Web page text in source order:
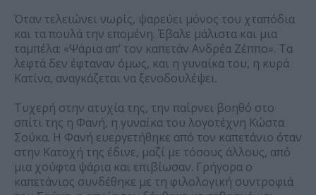
Όταν τελειώνει νωρίς, ψαρεύει μόνος του χταπόδια
και τα πουλά την επομένη. Έβαλε μάλιστα και μια
ταμπέλα: «Ψάρια απ’ τον καπετάν Ανδρέα Ζέππο». Τα
λεφτά δεν έφταναν όμως, και η γυναίκα του, η κυρά
Κατίνα, αναγκάζεται να ξενοδουλέψει.
Τυχερή στην ατυχία της, την παίρνει βοηθό στο
σπίτι της η Φανή, η γυναίκα του λογοτέχνη Κώστα
Σούκα. Η Φανή ευεργετήθηκε από τον καπετάνιο όταν
στην Κατοχή της έδινε, μαζί με τόσους άλλους, από
μια χούφτα ψάρια και επιβίωσαν. Γρήγορα ο
καπετάνιος συνδέθηκε με τη φιλολογική συντροφιά